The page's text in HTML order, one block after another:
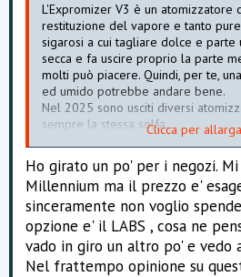
L'Expromizer V3 è un atomizzatore
restituzione del vapore e tanto
sigarosi a cui tagliare dolce e parte
secca e fa uscire proprio la parte
molti può piacere. Quindi, per te,
ed umido potrebbe andare bene.
Nel 2025 sono usciti diversi
sempre la stessa solfa.
Un atomizzatore versatile potrebbe
che con le diverse campane puoi
un'alternativa al V3.
Se vuoi qualcosa per scuri e non
l'Expromizer 2.1 replica che
disponibile su Tisvapo.
Clicca per
Ho girato un po' per i negozi.
Millennium ma il prezzo e'
sinceramente non voglio
opzione e' il LABS , cosa ne
vado in giro un altro po' e vedo
Nel frattempo opinione su